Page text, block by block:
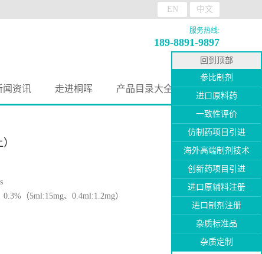
EN 中文
服务热线:
189-8891-9897
闻资讯 走进桐晖 产品目录大全
（5ml:15mg、0.4ml:1.2mg）
回到顶部
参比制剂
进口原料药
一致性评价
仿制药项目引进
海外高端制剂技术
创新药项目引进
进口原辅料注册
进口制剂注册
杂质标准品
杂质定制